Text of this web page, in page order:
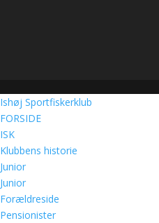
Ishøj Sportfiskerklub
FORSIDE
ISK
Klubbens historie
Junior
Junior
Forældreside
Pensionister